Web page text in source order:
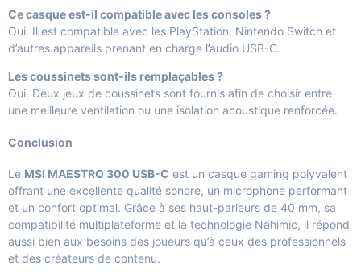
Ce casque est-il compatible avec les consoles ?
Oui. Il est compatible avec les PlayStation, Nintendo Switch et
d’autres appareils prenant en charge l’audio USB-C.
Les coussinets sont-ils remplaçables ?
Oui. Deux jeux de coussinets sont fournis afin de choisir entre
une meilleure ventilation ou une isolation acoustique renforcée.
Conclusion
Le MSI MAESTRO 300 USB-C est un casque gaming polyvalent
offrant une excellente qualité sonore, un microphone performant
et un confort optimal. Grâce à ses haut-parleurs de 40 mm, sa
compatibilité multiplateforme et la technologie Nahimic, il répond
aussi bien aux besoins des joueurs qu’à ceux des professionnels
et des créateurs de contenu.